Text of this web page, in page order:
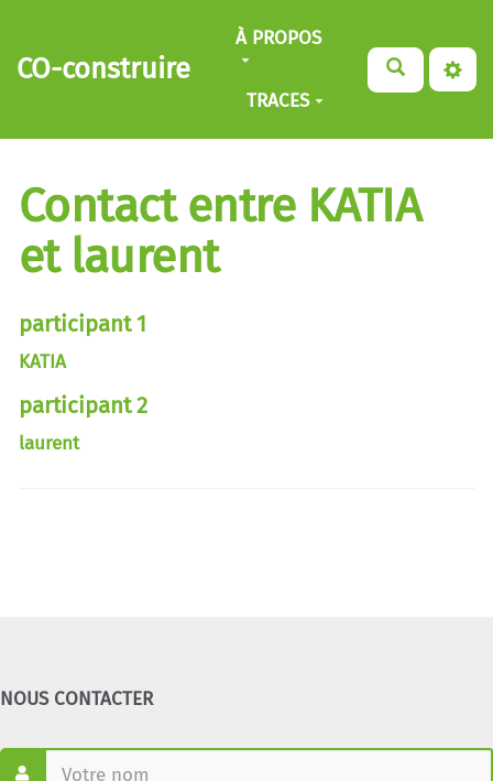
Aller au contenu principal
CO-construire
À PROPOS
TRACES
Contact entre KATIA
et laurent
participant 1
KATIA
participant 2
laurent
NOUS CONTACTER